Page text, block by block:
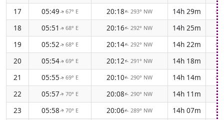
17
05:49↑67° E 20:18↑293° NW 14h 29m
-
18
05:51 ↑68° E 20:16↑ 292° NW 14h 25m
-
19
05:52↑68° E 20:14↑ 292° NW 14h 22m
-
20
05:54↑69° E 20:12↑ 291° NW 14h 18m
-
21
05:55↑69° E 20:10↑ 290° NW 14h 14m
-
22
05:57↑70° E 20:08↑ 290° NW 14h 11m
-
23
05:58↑70° E 20:06↑ 289° NW 14h 07m
-